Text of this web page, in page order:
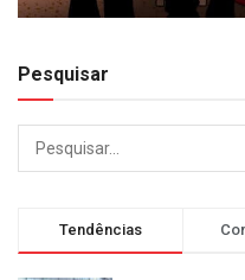
Pesquisar
Tendências